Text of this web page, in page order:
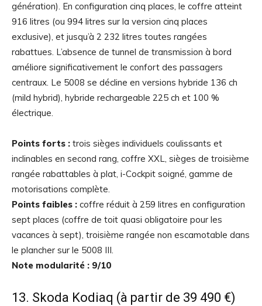
génération). En configuration cinq places, le coffre atteint
916 litres (ou 994 litres sur la version cinq places
exclusive), et jusqu’à 2 232 litres toutes rangées
rabattues. L’absence de tunnel de transmission à bord
améliore significativement le confort des passagers
centraux. Le 5008 se décline en versions hybride 136 ch
(mild hybrid), hybride rechargeable 225 ch et 100 %
électrique.
Points forts : trois sièges individuels coulissants et
inclinables en second rang, coffre XXL, sièges de troisième
rangée rabattables à plat, i-Cockpit soigné, gamme de
motorisations complète.
Points faibles : coffre réduit à 259 litres en configuration
sept places (coffre de toit quasi obligatoire pour les
vacances à sept), troisième rangée non escamotable dans
le plancher sur le 5008 III.
Note modularité : 9/10
13. Skoda Kodiaq (à partir de 39 490 €)